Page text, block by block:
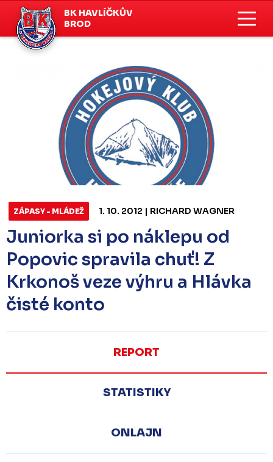
BK HAVLÍČKŮV
BROD
ZÁPASY - MLÁDEŽ 1. 10. 2012 | RICHARD WAGNER
Juniorka si po náklepu od
Popovic spravila chuť! Z
Krkonoš veze výhru a Hlávka
čisté konto
REPORT
STATISTIKY
ONLAJN